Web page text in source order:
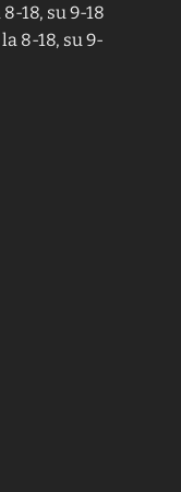
18, su 9-18
8-18, su 9-